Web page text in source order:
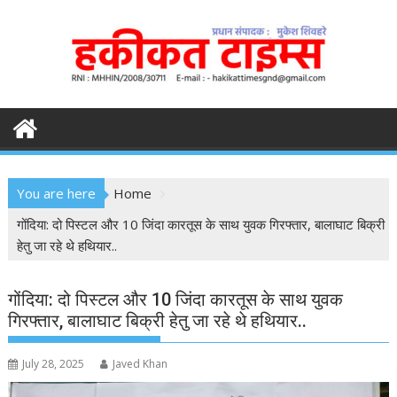
o
You are here
Home
गोंदिया: दो पिस्टल और 10 जिंदा कारतूस के साथ युवक गिरफ्तार, बालाघाट बिक्री
हेतु जा रहे थे हथियार..
गोंदिया: दो पिस्टल और 10 जिंदा कारतूस के साथ युवक
गिरफ्तार, बालाघाट बिक्री हेतु जा रहे थे हथियार..
July 28, 2025 Javed Khan